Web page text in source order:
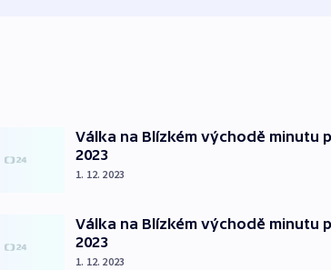
Válka na Blízkém východě minutu
2023
1. 12. 2023
Válka na Blízkém východě minutu
2023
1. 12. 2023